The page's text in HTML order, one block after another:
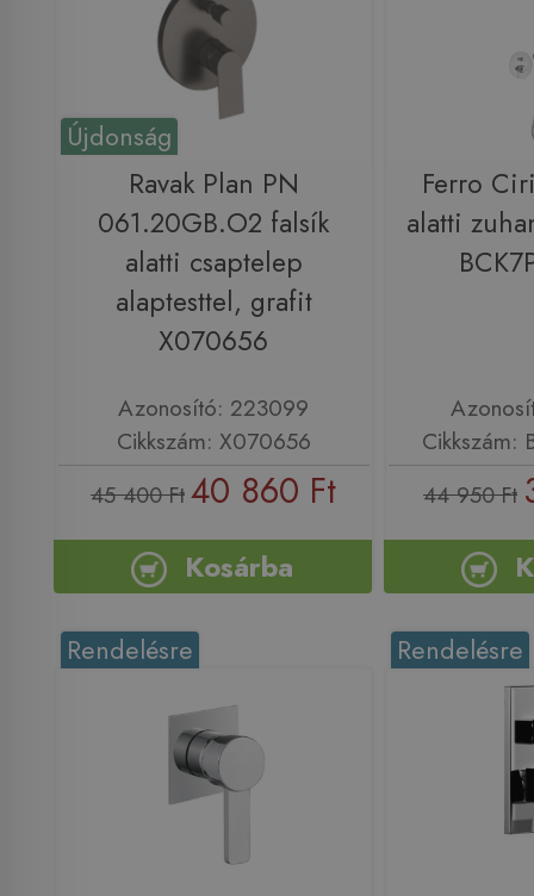
Újdonság
Ravak Plan PN
061.20GB.O2 falsík
alatti csaptelep
alaptesttel, grafit
X070656
Azonosító: 223099
Cikkszám: X070656
45 400 Ft40 860 Ft
Kosárba
Ferro
alatti
Cikkszám:
44 950 Ft
Rendelésre Rendelésre